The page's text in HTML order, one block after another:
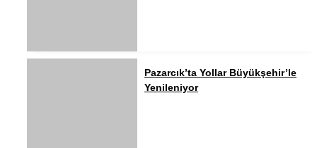
Pazarcık’ta Yollar Büyükşehir’le
Yenileniyor